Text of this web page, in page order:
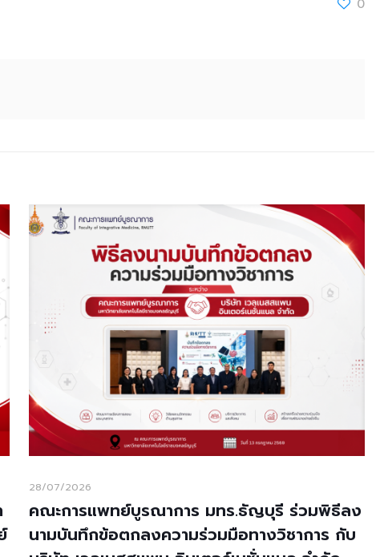
0
28/07/2026
คณะการแพทย์บูรณาการ มทร.ธัญบุรี ร่วมพิธีลง
นามบันทึกข้อตกลงความร่วมมือทางวิชาการ กับ